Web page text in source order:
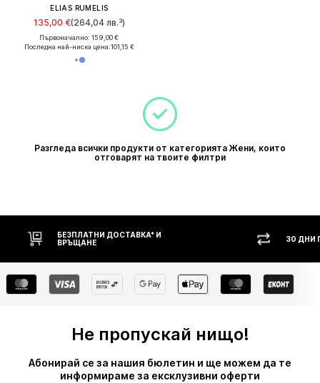
ELIAS RUMELIS
135,00 €(264,04 лв.³)
Първоначално: 159,00 €
Последна най-ниска цена:101,15 €
Разгледа всички продукти от категорията Жени, които
отговарят на твоите филтри
30 ДНИ ПРАВО НА ВРЪЩАНЕ
Не пропускай нищо!
Абонирай се за нашия бюлетин и ще можем да те
информираме за ексклузивни оферти